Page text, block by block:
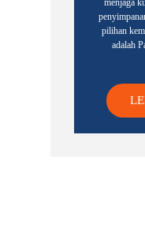
menjaga
pilihan
adalah